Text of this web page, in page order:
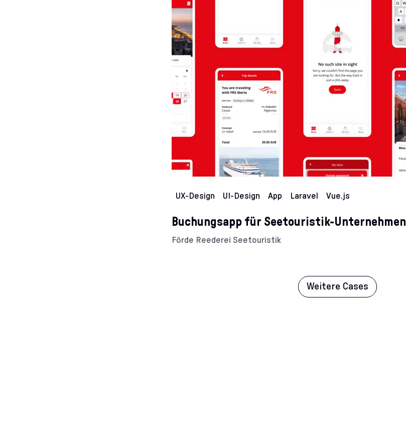
Buchungsapp für Seetouristik-Unternehmen
Kunde/Kundin:
Förde Reederei Seetouristik
UX-Design UI-Design App Laravel Vue.js
Weitere Cases